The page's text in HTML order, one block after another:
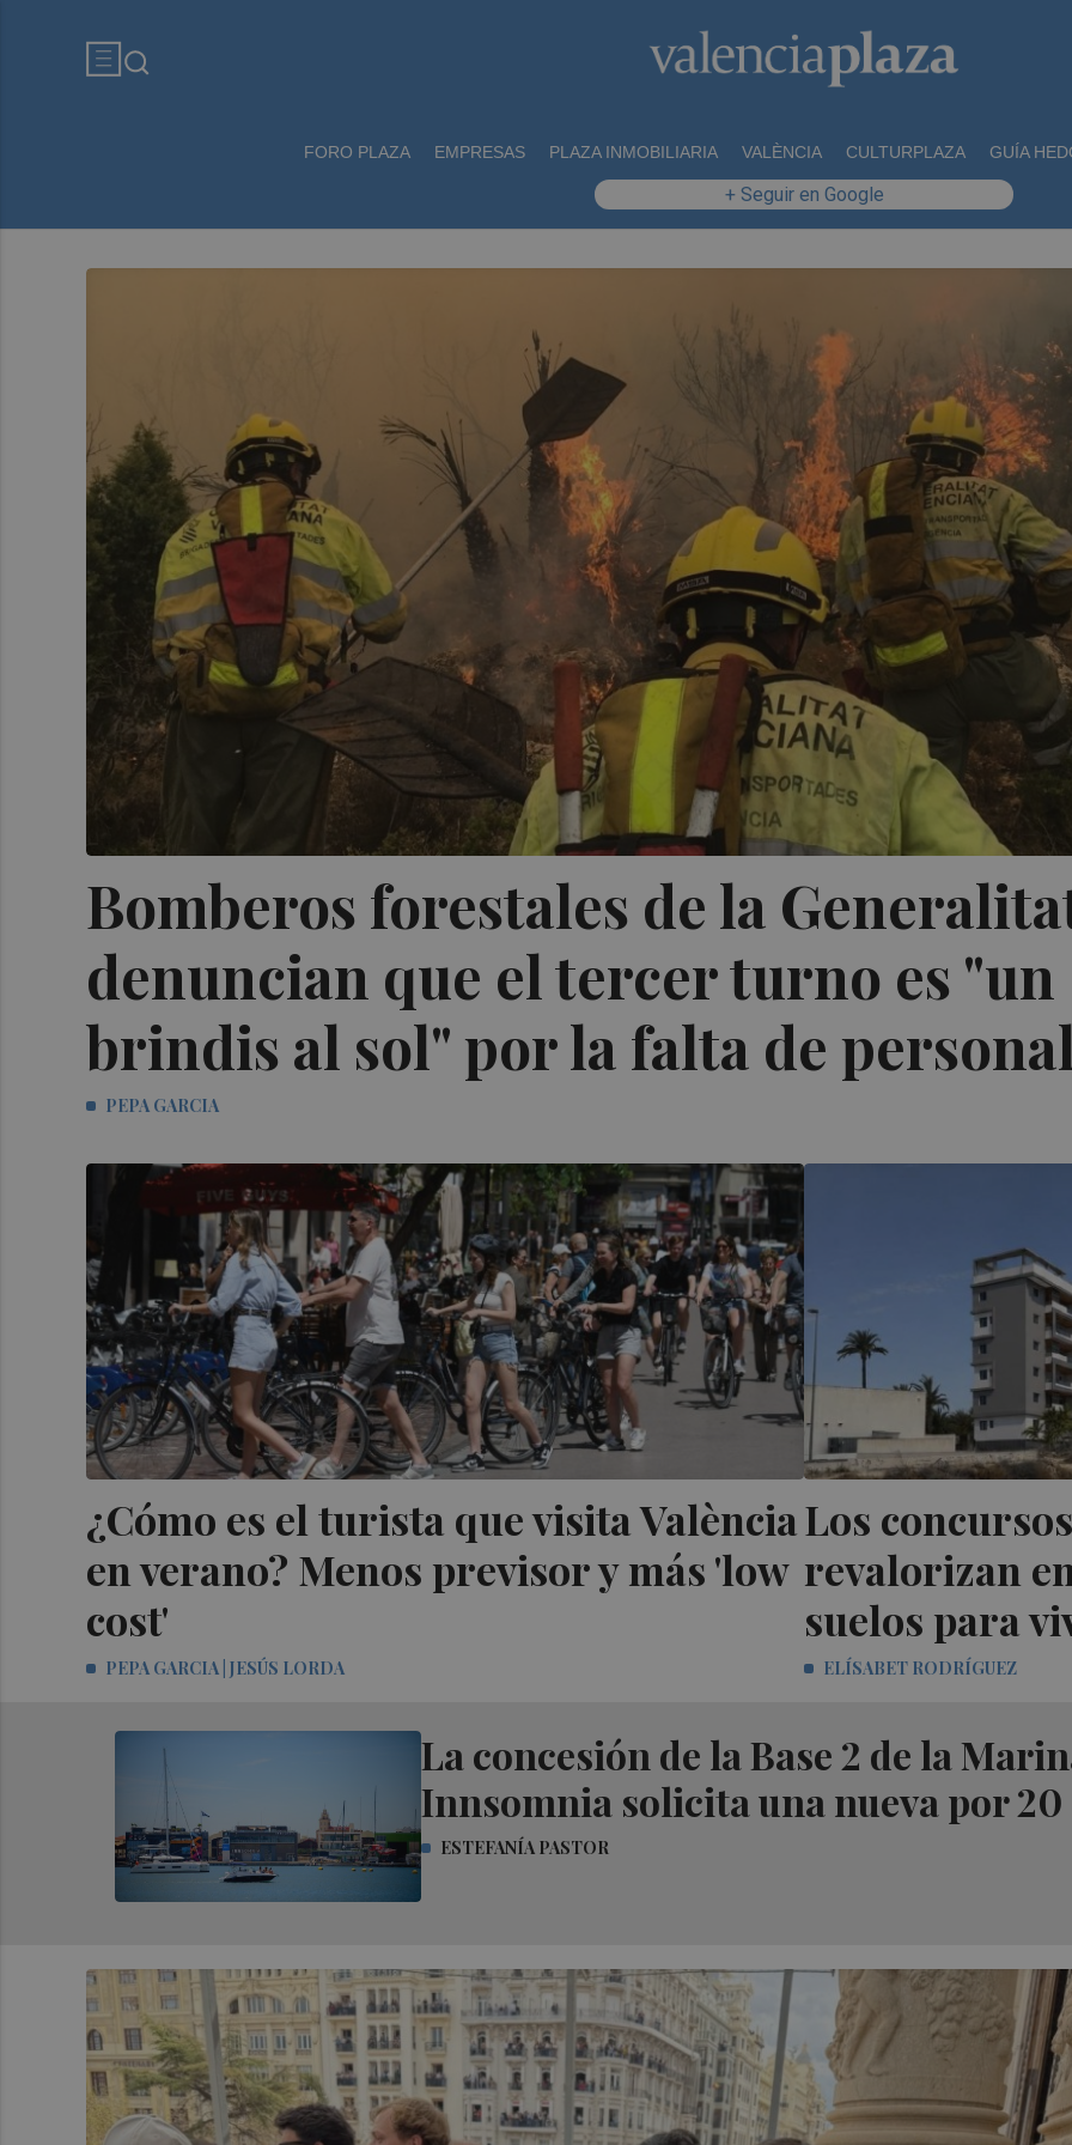
FORO PLAZA EMPRESAS PLAZA INMOBILIARIA VALÈNCIA CULTURPLAZA GUÍA
+ Seguir en Google
Bomberos forestales de la
denuncian que el tercer turno es "un
brindis al sol" por la falta de
PEPA GARCIA
¿Cómo es el turista que visita València
en verano? Menos previsor y más 'low
cost'
PEPA GARCIA | JESÚS LORDA
Los
revalorizan
suelos para
ELÍSABET RODRÍGUEZ
La concesión de la Base 2 de la
Innsomnia solicita una nueva por 20
ESTEFANÍA PASTOR